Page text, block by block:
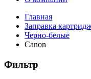
Главная
Заправка
Черно-белые
Canon
Фильтр